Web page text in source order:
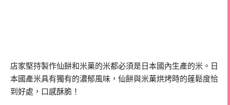
店家堅持製作仙餅和米菓的米都必須是日本國內生產的米。日
本國產米具有獨有的濃郁風味，仙餅與米菓烘烤時的蓬鬆度恰
到好處，口感酥脆！